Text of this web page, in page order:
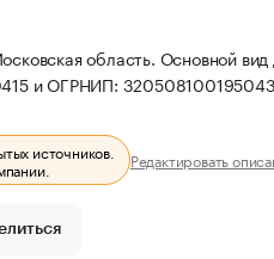
область. Основной вид
и ОГРНИП:
источников. Редактировать